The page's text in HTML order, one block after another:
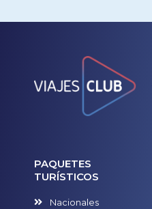
PAQUETES
TURÍSTICOS
Nacionales